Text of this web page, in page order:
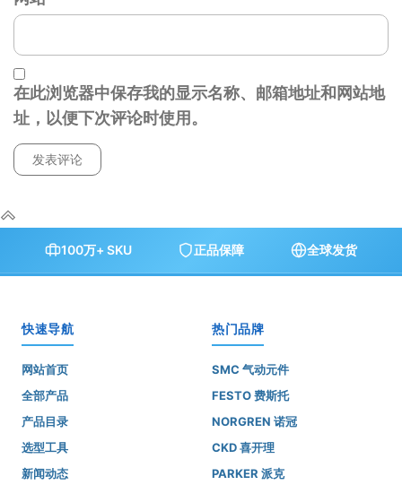
在此浏览器中保存我的显示名称、邮箱地址和网站地
址，以便下次评论时使用。
100万+ SKU 正品保障 全球发货
快速导航
网站首页
全部产品
产品目录
选型工具
新闻动态
热门品牌
SMC 气动元件
FESTO 费斯托
NORGREN 诺冠
CKD 喜开理
PARKER 派克